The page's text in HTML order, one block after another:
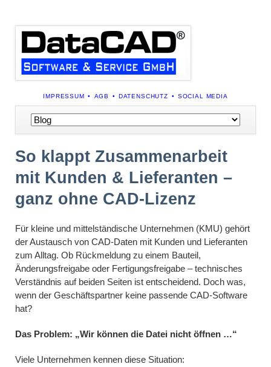
NAVIGATION
ÜBERSPRINGEN
IMPRESSUM AGB DATENSCHUTZ SOCIAL MEDIA
Navigation
überspringen
So klappt Zusammenarbeit
mit Kunden & Lieferanten –
ganz ohne CAD-Lizenz
Für kleine und mittelständische Unternehmen (KMU) gehört
der Austausch von CAD-Daten mit Kunden und Lieferanten
zum Alltag. Ob Rückmeldung zu einem Bauteil,
Änderungsfreigabe oder Fertigungsfreigabe – technisches
Verständnis auf beiden Seiten ist entscheidend. Doch was,
wenn der Geschäftspartner keine passende CAD-Software
hat?
Das Problem: „Wir können die Datei nicht öffnen …“
Viele Unternehmen kennen diese Situation: